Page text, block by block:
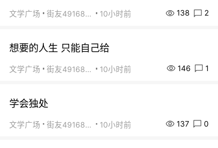
文学广场 街友49168527 10小时前 138 2
想要的人生 只能自己给
文学广场 街友49168527 10小时前 146 1
学会独处
文学广场 街友49168527 10小时前 137 0